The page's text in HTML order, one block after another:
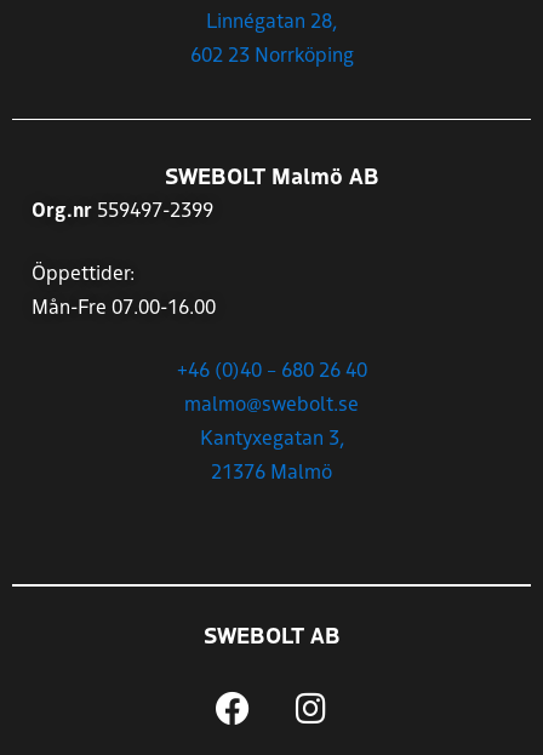
Linnégatan 28,
602 23 Norrköping
SWEBOLT Malmö AB
Org.nr 559497-2399
Öppettider:
Mån-Fre 07.00-16.00
+46 (0)40 – 680 26 40
malmo@swebolt.se
Kantyxegatan 3,
21376 Malmö
SWEBOLT AB